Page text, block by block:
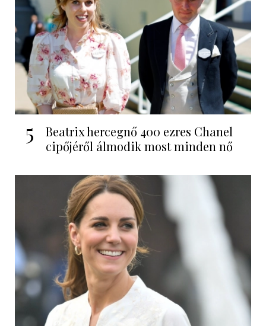
5
Beatrix hercegnő 400 ezres Chanel
cipőjéről álmodik most minden nő